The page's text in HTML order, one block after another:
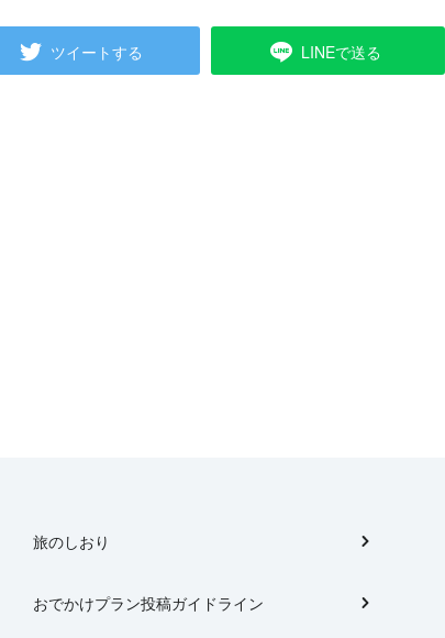
ツイートする LINEで送る
旅のしおり
おでかけプラン投稿ガイドライン